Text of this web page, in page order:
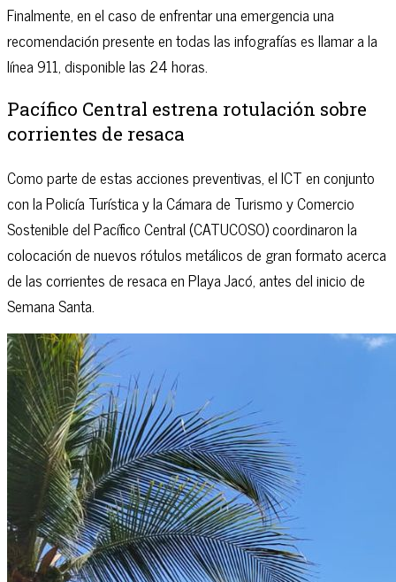
Finalmente, en el caso de enfrentar una emergencia una
recomendación presente en todas las infografías es llamar a la
línea 911, disponible las 24 horas.
Pacífico Central estrena rotulación sobre
corrientes de resaca
Como parte de estas acciones preventivas, el ICT en conjunto
con la Policía Turística y la Cámara de Turismo y Comercio
Sostenible del Pacífico Central (CATUCOSO) coordinaron la
colocación de nuevos rótulos metálicos de gran formato acerca
de las corrientes de resaca en Playa Jacó, antes del inicio de
Semana Santa.